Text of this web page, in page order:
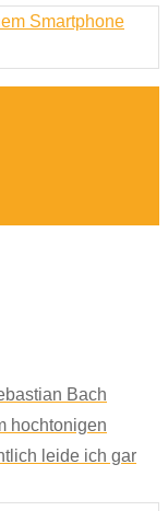
Bach
hochtonigen
leide ich gar